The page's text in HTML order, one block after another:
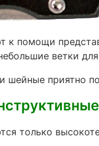
к помощи
ветки
приятно
только